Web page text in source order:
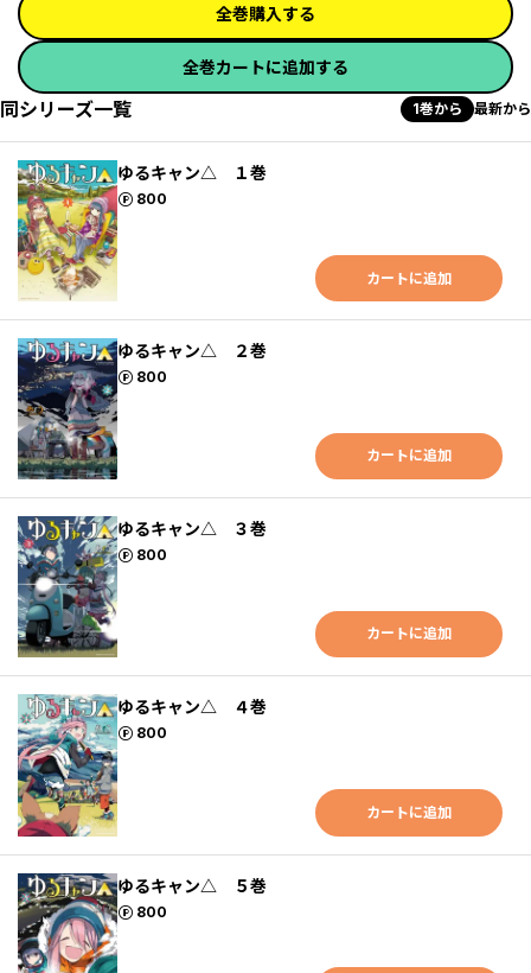
全巻購入する
全巻カートに追加する
同シリーズ一覧 1巻から 最新から
ゆるキャン△ １巻
800
ポイント
カートに追加
ゆるキャン△ ２巻
800
ポイント
カートに追加
ゆるキャン△ ３巻
800
ポイント
カートに追加
ゆるキャン△ ４巻
800
ポイント
カートに追加
ゆるキャン△ ５巻
800
ポイント